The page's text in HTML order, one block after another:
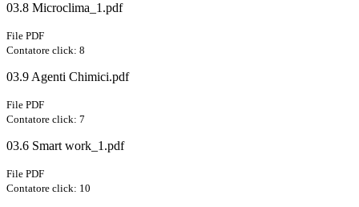
03.8 Microclima_1.pdf
File PDF
Contatore click: 8
03.9 Agenti Chimici.pdf
File PDF
Contatore click: 7
03.6 Smart work_1.pdf
File PDF
Contatore click: 10